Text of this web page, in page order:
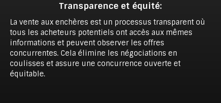
Transparence et équité:
La vente aux enchères est un processus transparent où
tous les acheteurs potentiels ont accès aux mêmes
informations et peuvent observer les offres
concurrentes. Cela élimine les négociations en
coulisses et assure une concurrence ouverte et
équitable.